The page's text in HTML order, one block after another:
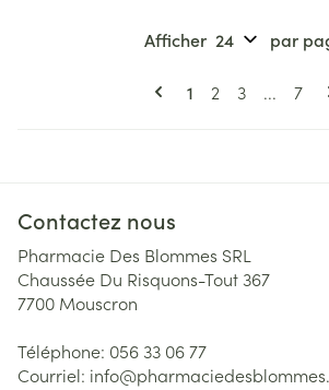
Pages
Vous lisez
1 Page
2 Page
3 ... 7
Afficher par
Contactez nous
Pharmacie Des Blommes SRL
Chaussée Du Risquons-Tout 367
7700 Mouscron
Téléphone: 056 33 06 77
Courriel: info@